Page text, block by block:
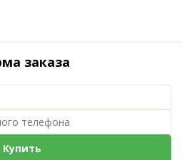
заказа
Купить